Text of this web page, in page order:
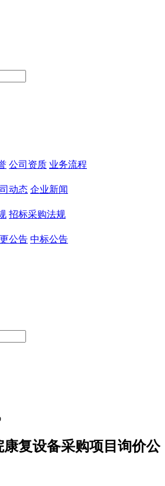
公司资质 业务流程
动态 企业新闻
招标采购法规
公告 中标公告
复设备采购项目询价公